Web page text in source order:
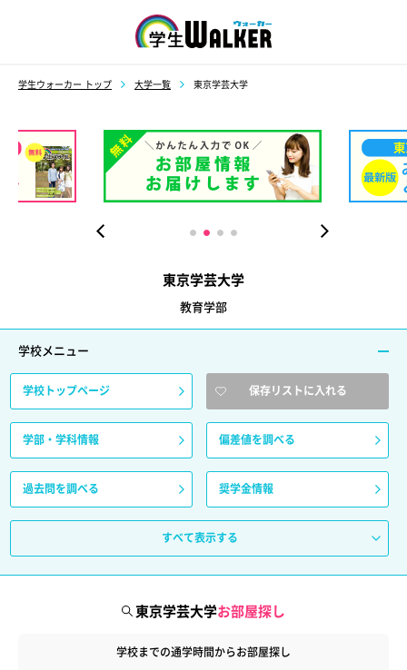
学生ウォーカー トップ 大学一覧 東京学芸大学
東京学芸大学
教育学部
学校メニュー
学校トップページ 保存リストに入れる
学部・学科情報 偏差値を調べる
過去問を調べる 奨学金情報
すべて表示する
東京学芸大学お部屋探し
学校までの通学時間からお部屋探し